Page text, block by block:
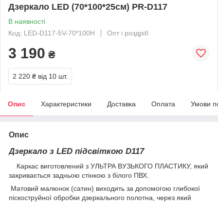
Дзеркало LED (70*100*25см) PR-D117
В наявності
Код: LED-D117-5V-70*100H
Опт і роздріб
3 190 ₴
2 220 ₴ від 10 шт.
Опис Характеристики Доставка Оплата Умови
Опис
Дзеркало з LED підсвіткою D117
Каркас виготовлений з УЛЬТРА ВУЗЬКОГО ПЛАСТИКУ, який
закривається задньою стінкою з білого ПВХ.
Матовий малюнок (сатин) виходить за допомогою глибокої
піскоструйної обробки дзеркального полотна, через який